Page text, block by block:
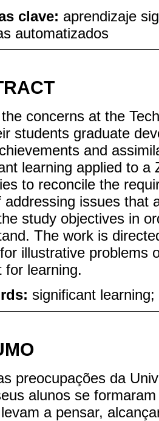
clave: aprendizaje
automatizados
concerns at the
students graduate
and
learning applied to
to reconcile the
addressing issues that
study objectives in
The work is
illustrative problems
for learning.
significant
preocupações da
alunos se
a pensar,